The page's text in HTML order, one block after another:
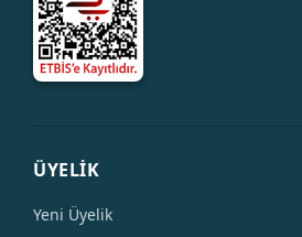
ÜYELİK
Yeni Üyelik